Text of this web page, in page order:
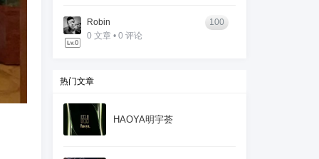
Robin
0 文章 • 0 评论
100
热门文章
HAOYA明宇荟